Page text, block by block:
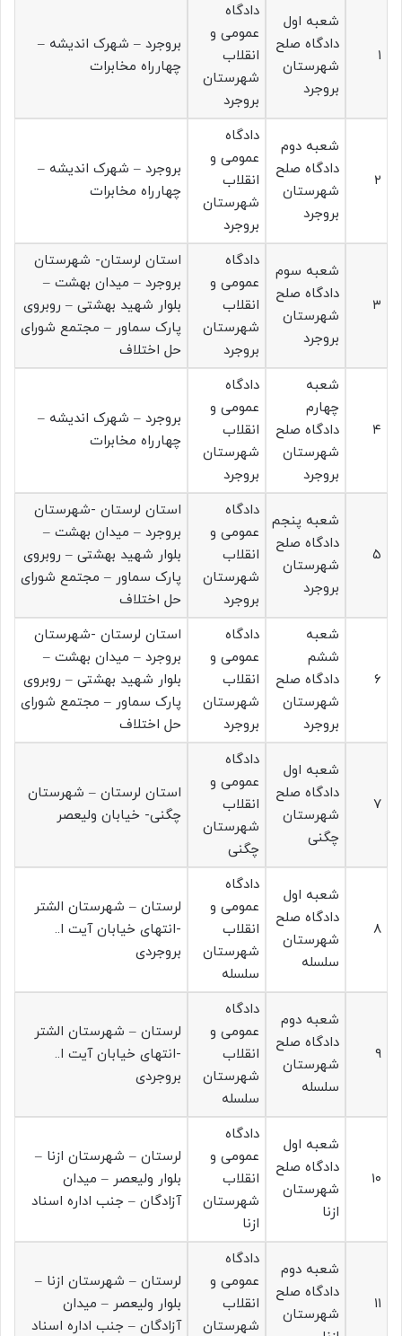
۱
شعبه اول
دادگاه صلح
شهرستان
بروجرد
دادگاه
عمومی و
انقلاب
شهرستان
بروجرد
بروجرد – شهرک اندیشه –
چهارراه مخابرات
۲
شعبه دوم
دادگاه صلح
شهرستان
بروجرد
دادگاه
عمومی و
انقلاب
شهرستان
بروجرد
بروجرد – شهرک اندیشه –
چهارراه مخابرات
۳
شعبه سوم
دادگاه صلح
شهرستان
بروجرد
دادگاه
عمومی و
انقلاب
شهرستان
بروجرد
استان لرستان- شهرستان
بروجرد – میدان بهشت –
بلوار شهید بهشتی – روبروی
پارک سماور – مجتمع شورای
حل اختلاف
۴
شعبه
چهارم
دادگاه صلح
شهرستان
بروجرد
دادگاه
عمومی و
انقلاب
شهرستان
بروجرد
بروجرد – شهرک اندیشه –
چهارراه مخابرات
۵
شعبه پنجم
دادگاه صلح
شهرستان
بروجرد
دادگاه
عمومی و
انقلاب
شهرستان
بروجرد
استان لرستان -شهرستان
بروجرد – میدان بهشت –
بلوار شهید بهشتی – روبروی
پارک سماور – مجتمع شورای
حل اختلاف
۶
شعبه
ششم
دادگاه صلح
شهرستان
بروجرد
دادگاه
عمومی و
انقلاب
شهرستان
بروجرد
استان لرستان -شهرستان
بروجرد – میدان بهشت –
بلوار شهید بهشتی – روبروی
پارک سماور – مجتمع شورای
حل اختلاف
۷
شعبه اول
دادگاه صلح
شهرستان
چگنی
دادگاه
عمومی و
انقلاب
شهرستان
چگنی
استان لرستان – شهرستان
چگنی- خیابان ولیعصر
۸
شعبه اول
دادگاه صلح
شهرستان
سلسله
دادگاه
عمومی و
انقلاب
شهرستان
سلسله
لرستان – شهرستان الشتر
-انتهای خیابان آیت ا..
بروجردی
۹
شعبه دوم
دادگاه صلح
شهرستان
سلسله
دادگاه
عمومی و
انقلاب
شهرستان
سلسله
لرستان – شهرستان الشتر
-انتهای خیابان آیت ا..
بروجردی
۱۰
شعبه اول
دادگاه صلح
شهرستان
ازنا
دادگاه
عمومی و
انقلاب
شهرستان
ازنا
لرستان – شهرستان ازنا –
بلوار ولیعصر – میدان
آزادگان – جنب اداره اسناد
۱۱
شعبه دوم
دادگاه صلح
شهرستان
دادگاه
عمومی و
انقلاب
شهرستان
لرستان – شهرستان ازنا –
بلوار ولیعصر – میدان
آزادگان – جنب اداره اسناد